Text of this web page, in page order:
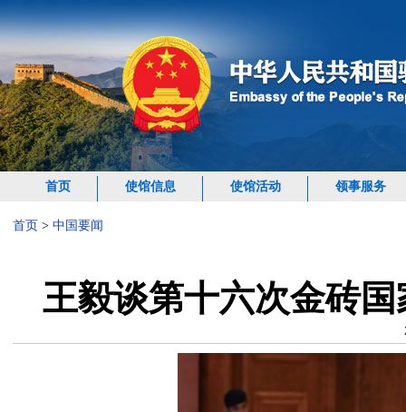
首页 使馆信息 使馆活动 领事服务
首页 > 中国要闻
王毅谈第十六次金砖